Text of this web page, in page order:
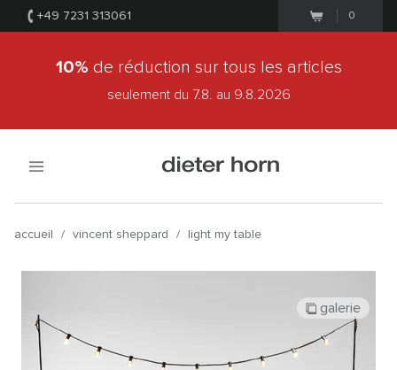
+49 7231 313061 0
10% de réduction sur tous les articles
seulement du 7.8. au 9.8.2026
accueil / vincent sheppard / light my table
galerie